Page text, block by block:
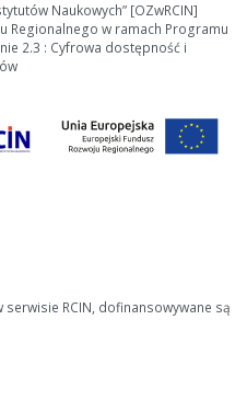
generowanie pliku może się
dane np. zmniejszając
Naukowych” [OZwRCIN]
Regionalnego w ramach Programu
2.3 : Cyfrowa dostępność i
RCIN, dofinansowywane są